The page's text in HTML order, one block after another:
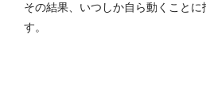
その結果、いつしか自ら動くこと
す。